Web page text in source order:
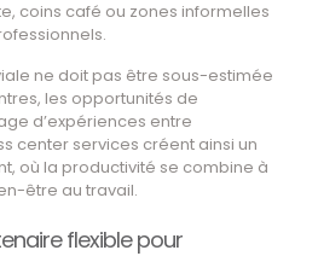
coins café ou zones informelles
ne doit pas être sous-estimée
les opportunités de
d’expériences entre
center services créent ainsi un
où la productivité se combine à
être au travail.
flexible pour